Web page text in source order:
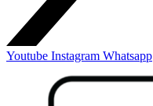
Youtube Instagram Whatsapp